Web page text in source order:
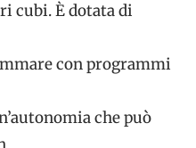
cubi. È dotata di
con programmi
che può